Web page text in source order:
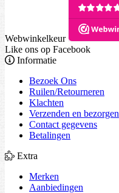
Webwinkelkeur
Like ons op Facebook
Informatie
Bezoek Ons
Ruilen/Retourneren
Klachten
Verzenden en bezorgen
Contact gegevens
Betalingen
Extra
Merken
Aanbiedingen